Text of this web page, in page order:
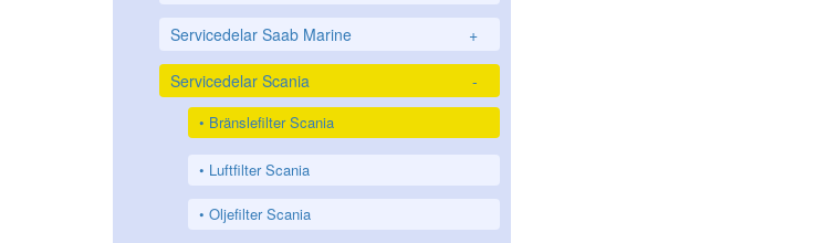
Servicedelar Saab Marine +
Servicedelar Scania -
Bränslefilter Scania
Luftfilter Scania
Oljefilter Scania